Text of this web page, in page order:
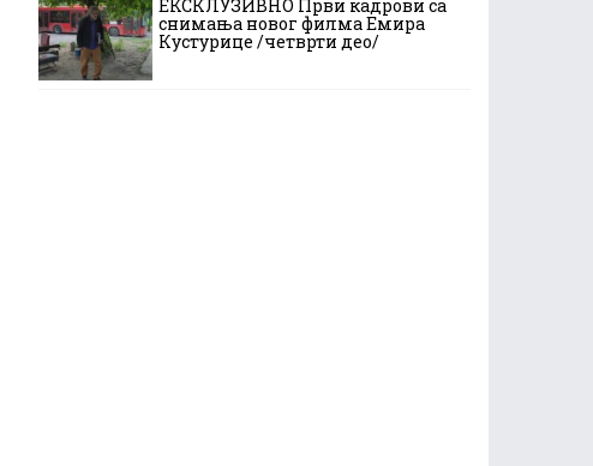
ЕКСКЛУЗИВНО Први кадрови са
снимања новог филма Емира
Кустурице /четврти део/